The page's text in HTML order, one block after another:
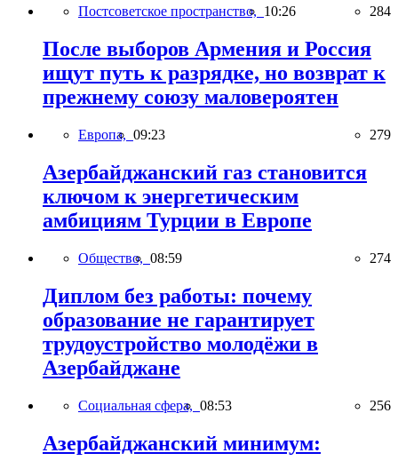
Постсоветское пространство, 10:26 284
После выборов Армения и Россия
ищут путь к разрядке, но возврат к
прежнему союзу маловероятен
Европа, 09:23 279
Азербайджанский газ становится
ключом к энергетическим
амбициям Турции в Европе
Общество, 08:59 274
Диплом без работы: почему
образование не гарантирует
трудоустройство молодёжи в
Азербайджане
Социальная сфера, 08:53 256
Азербайджанский минимум: